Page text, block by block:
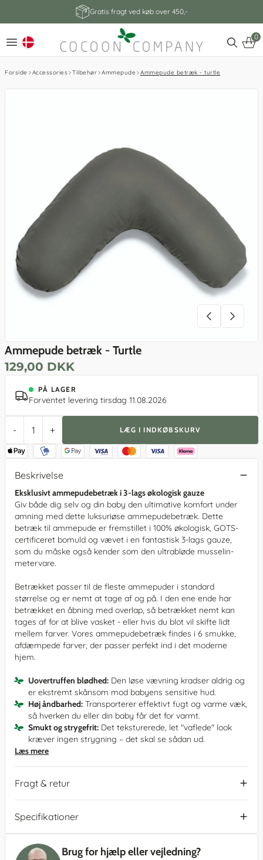
Gratis fragt ved køb over 450,-
0
Forside Accessories Tilbehør Ammepude Ammepude betræk - turtle
Ammepude betræk - Turtle
129,00 DKK
PÅ LAGER
Forventet levering tirsdag 11.08.2026
- + LÆG I INDKØBSKURV
Beskrivelse
Eksklusivt ammepudebetræk i 3-lags økologisk gauze
Giv både dig selv og din baby den ultimative komfort under
amning med dette luksuriøse ammepudebetræk. Dette
betræk til ammepude er fremstillet i 100% økologisk, GOTS-
certificeret bomuld og vævet i en fantastisk 3-lags gauze,
som du måske også kender som den ultrabløde musselin-
metervare.
Betrækket passer til de fleste ammepuder i standard
størrelse og er nemt at tage af og på. I den ene ende har
betrækket en åbning med overlap, så betrækket nemt kan
tages af for at blive vasket - eller hvis du blot vil skifte lidt
mellem farver. Vores ammepudebetræk findes i 6 smukke,
afdæmpede farver, der passer perfekt ind i det moderne
hjem.
Uovertruffen blødhed:Den løse vævning kradser aldrig og
er ekstremt skånsom mod babyens sensitive hud.
Høj åndbarhed:Transporterer effektivt fugt og varme væk,
så hverken du eller din baby får det for varmt.
Smukt og strygefrit:Det teksturerede, let "vaflede" look
kræver ingen strygning – det skal se sådan ud.
Læs mere
Fragt & retur
Specifikationer
Brug for hjælp eller vejledning?